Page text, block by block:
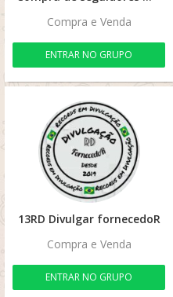
Compra e Venda
ENTRAR NO GRUPO
13RD Divulgar fornecedoR
Compra e Venda
ENTRAR NO GRUPO